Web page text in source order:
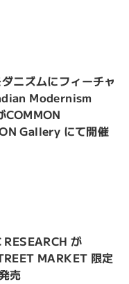
ニズムにフィーチャ
Modernism
COMMON
Gallery にて開催
RESEARCH が
MARKET 限定
売